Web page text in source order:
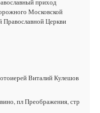
приход
Московской
Православной Церкви
Виталий Кулешов
пл Преображения, стр